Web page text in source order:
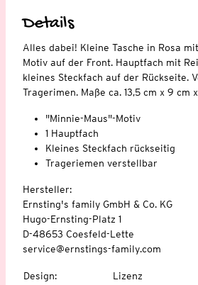
Details
Alles dabei! Kleine Tasche in Rosa
Motiv auf der Front. Hauptfach mit
kleines Steckfach auf der Rückseite.
Tragerimen. Maße ca. 13,5 cm x 9 cm
"Minnie-Maus"-Motiv
1 Hauptfach
Kleines Steckfach rückseitig
Trageriemen verstellbar
Hersteller:
Ernsting's family GmbH & Co. KG
Hugo-Ernsting-Platz 1
D-48653 Coesfeld-Lette
service@ernstings-family.com
Design:
Lizenz